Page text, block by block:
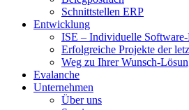
Schnittstellen ERP
Entwicklung
ISE – Individuelle
Erfolgreiche Projekte der
Weg zu Ihrer Wunsch-
Evalanche
Unternehmen
Über uns